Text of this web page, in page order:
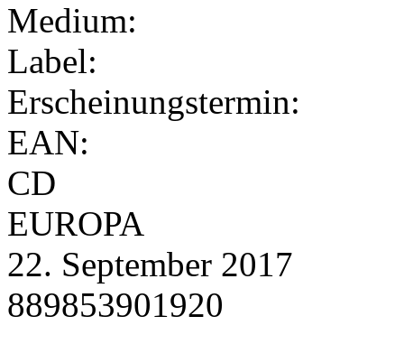
Medium:
Label:
Erscheinungstermin:
EAN:
CD
EUROPA
22. September 2017
889853901920